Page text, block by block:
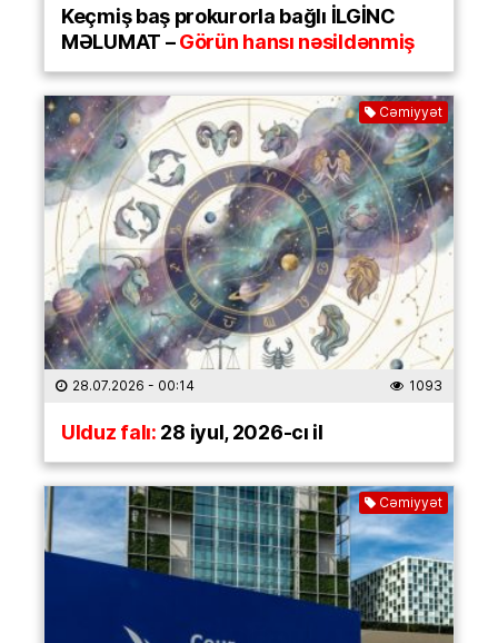
Keçmiş baş prokurorla bağlı İLGİNC
MƏLUMAT –Görün hansı nəsildənmiş
Cəmiyyət
28.07.2026 - 00:14 1093
Ulduz falı:28 iyul, 2026-cı il
Cəmiyyət